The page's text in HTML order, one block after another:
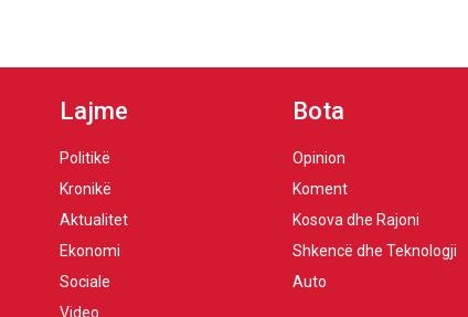
Lajme
Politikë
Kronikë
Aktualitet
Ekonomi
Sociale
Video
Bota
Opinion
Koment
Kosova dhe Rajoni
Shkencë dhe Teknologji
Auto